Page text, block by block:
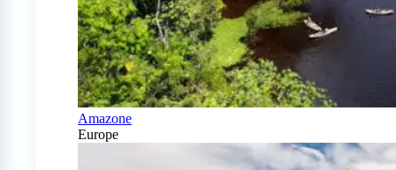
Amazone
Europe